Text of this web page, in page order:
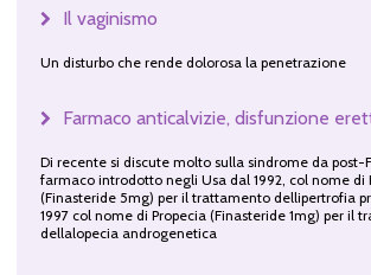
Il vaginismo
Un disturbo che rende dolorosa la penetrazione
Farmaco anticalvizie, disfunzione
Di recente si discute molto sulla sindrome da post-
farmaco introdotto negli Usa dal 1992, col nome di
(Finasteride 5mg) per il trattamento dellipertrofia
1997 col nome di Propecia (Finasteride 1mg) per il
dellalopecia androgenetica